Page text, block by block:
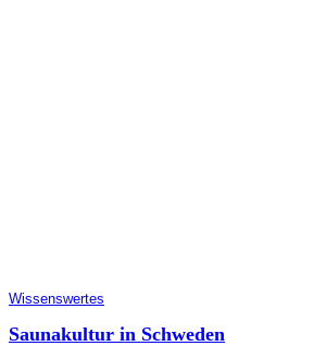
Wissenswertes
Saunakultur in Schweden